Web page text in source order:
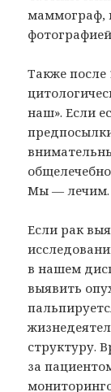
маммограф,
Также после
наш». Если
Мы — лечим.
Если рак
в нашем
выявить
структуру.
за